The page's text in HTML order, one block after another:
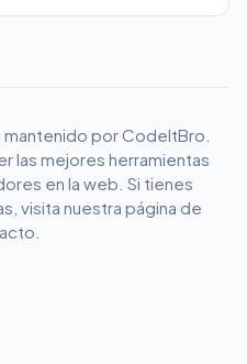
por CodeItBro.
las mejores herramientas
en la web. Si tienes
visita nuestra página de